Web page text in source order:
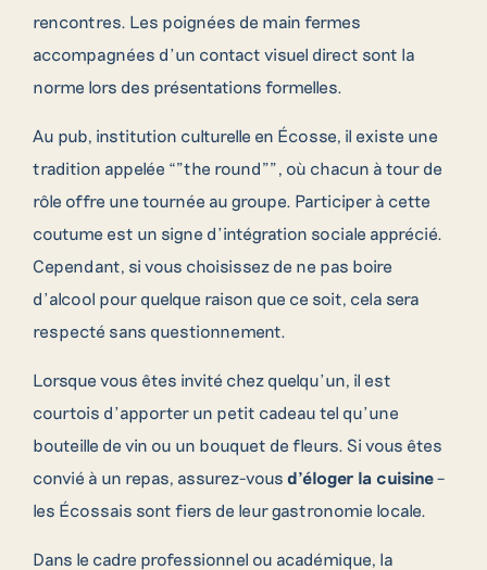
rencontres. Les poignées de main fermes
accompagnées d’un contact visuel direct sont la
norme lors des présentations formelles.
Au pub, institution culturelle en Écosse, il existe une
tradition appelée “”the round””, où chacun à tour de
rôle offre une tournée au groupe. Participer à cette
coutume est un signe d’intégration sociale apprécié.
Cependant, si vous choisissez de ne pas boire
d’alcool pour quelque raison que ce soit, cela sera
respecté sans questionnement.
Lorsque vous êtes invité chez quelqu’un, il est
courtois d’apporter un petit cadeau tel qu’une
bouteille de vin ou un bouquet de fleurs. Si vous êtes
convié à un repas, assurez-vous d’éloger la cuisine–
les Écossais sont fiers de leur gastronomie locale.
Dans le cadre professionnel ou académique, la